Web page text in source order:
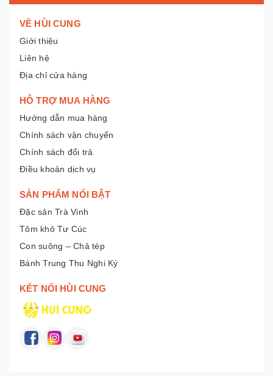
VỀ HÙI CUNG
Giới thiệu
Liên hệ
Địa chỉ cửa hàng
HỖ TRỢ MUA HÀNG
Hướng dẫn mua hàng
Chính sách vận chuyển
Chính sách đổi trả
Điều khoản dịch vụ
SẢN PHẨM NỔI BẬT
Đặc sản Trà Vinh
Tôm khô Tư Cúc
Con suông – Chả tép
Bánh Trung Thu Nghi Ký
KẾT NỐI HÙI CUNG